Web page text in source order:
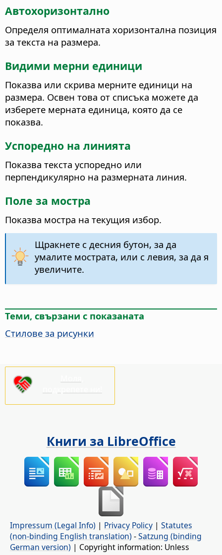
Автохоризонтално
Определя оптималната хоризонтална позиция
за текста на размера.
Видими мерни единици
Показва или скрива мерните единици на
размера. Освен това от списъка можете да
изберете мерната единица, която да се
показва.
Успоредно на линията
Показва текста успоредно или
перпендикулярно на размерната линия.
Поле за мостра
Показва мостра на текущия избор.
Щракнете с десния бутон, за да
умалите мострата, или с левия, за да я
увеличите.
Теми, свързани с показаната
Стилове за рисунки
Книги за LibreOffice
Impressum (Legal Info) | Privacy Policy | Statutes
(non-binding English translation) -Satzung (binding
German version) | Copyright information: Unless